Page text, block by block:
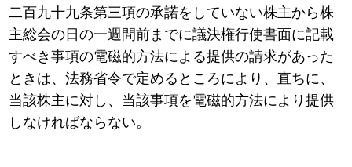
二百九十九条第三項の承諾をしていない株主から株
主総会の日の一週間前までに議決権行使書面に記載
すべき事項の電磁的方法による提供の請求があった
ときは、法務省令で定めるところにより、直ちに、
当該株主に対し、当該事項を電磁的方法により提供
しなければならない。